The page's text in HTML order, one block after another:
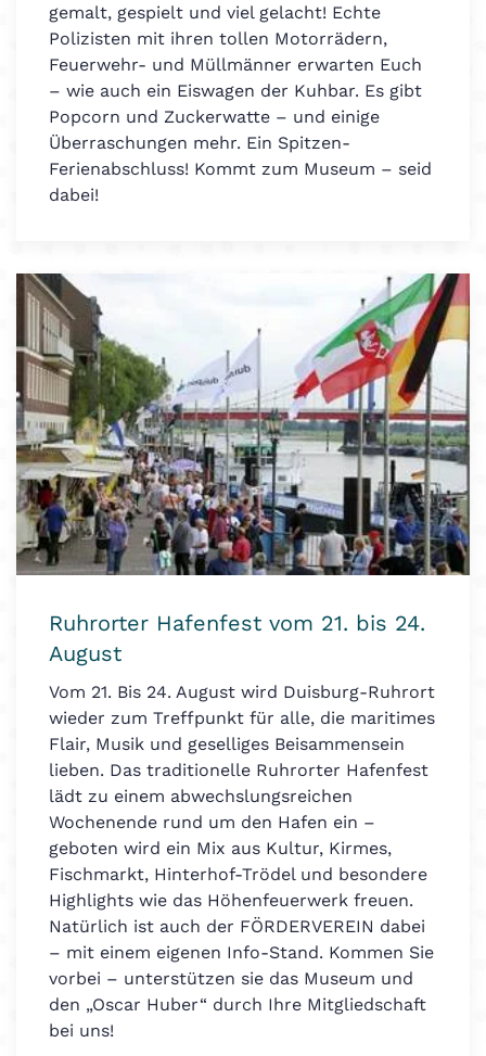
gemalt, gespielt und viel gelacht! Echte
Polizisten mit ihren tollen Motorrädern,
Feuerwehr- und Müllmänner erwarten Euch
– wie auch ein Eiswagen der Kuhbar. Es gibt
Popcorn und Zuckerwatte – und einige
Überraschungen mehr. Ein Spitzen-
Ferienabschluss! Kommt zum Museum – seid
dabei!
Ruhrorter Hafenfest vom 21. bis 24.
August
Vom 21. Bis 24. August wird Duisburg-Ruhrort
wieder zum Treffpunkt für alle, die maritimes
Flair, Musik und geselliges Beisammensein
lieben. Das traditionelle Ruhrorter Hafenfest
lädt zu einem abwechslungsreichen
Wochenende rund um den Hafen ein –
geboten wird ein Mix aus Kultur, Kirmes,
Fischmarkt, Hinterhof-Trödel und besondere
Highlights wie das Höhenfeuerwerk freuen.
Natürlich ist auch der FÖRDERVEREIN dabei
– mit einem eigenen Info-Stand. Kommen Sie
vorbei – unterstützen sie das Museum und
den „Oscar Huber“ durch Ihre Mitgliedschaft
bei uns!